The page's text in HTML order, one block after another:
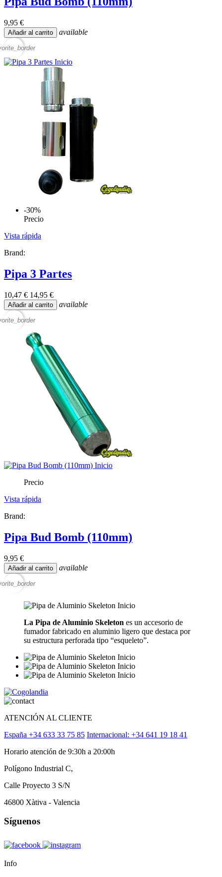
9,95 €
Añadir al carrito available
-30%
Precio
Vista rápida
Brand:
Pipa 3 Partes
10,47 € 14,95 €
Añadir al carrito available
Precio
Vista rápida
Brand:
Pipa Bud Bomb (110mm)
9,95 €
Añadir al carrito available
La Pipa de Aluminio Skeleton es un accesorio de
fumador fabricado en aluminio ligero que destaca por
su estructura perforada tipo “esqueleto”.
ATENCIÓN AL CLIENTE
España +34 633 33 75 85 Internacional: +34 641 19 18 41
Horario atención de 9:30h a 20:00h
Polígono Industrial C,
Calle Proyecto 3 S/N
46800 Xàtiva - Valencia
Síguenos
Info